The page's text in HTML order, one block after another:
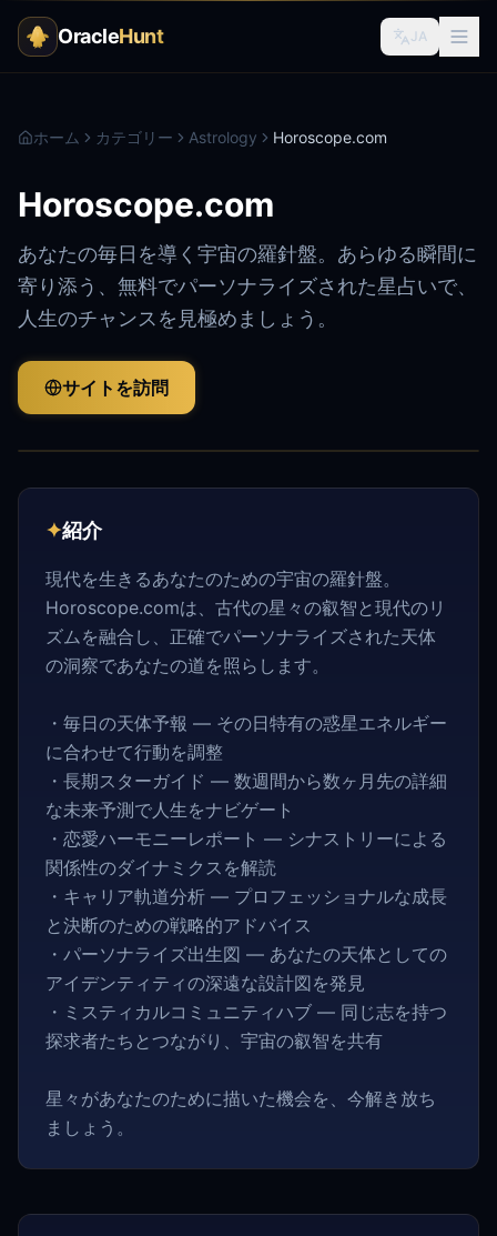
OracleHunt JA
ホーム カテゴリー Astrology Horoscope.com
Horoscope.com
あなたの毎日を導く宇宙の羅針盤。あらゆる瞬間に
寄り添う、無料でパーソナライズされた星占いで、
人生のチャンスを見極めましょう。
サイトを訪問
✦紹介
現代を生きるあなたのための宇宙の羅針盤。
Horoscope.comは、古代の星々の叡智と現代のリ
ズムを融合し、正確でパーソナライズされた天体
の洞察であなたの道を照らします。
・毎日の天体予報 — その日特有の惑星エネルギー
に合わせて行動を調整
・長期スターガイド — 数週間から数ヶ月先の詳細
な未来予測で人生をナビゲート
・恋愛ハーモニーレポート — シナストリーによる
関係性のダイナミクスを解読
・キャリア軌道分析 — プロフェッショナルな成長
と決断のための戦略的アドバイス
・パーソナライズ出生図 — あなたの天体としての
アイデンティティの深遠な設計図を発見
・ミスティカルコミュニティハブ — 同じ志を持つ
探求者たちとつながり、宇宙の叡智を共有
星々があなたのために描いた機会を、今解き放ち
ましょう。